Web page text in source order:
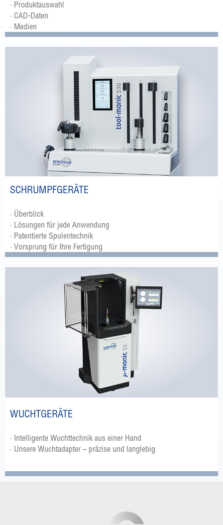
· Produktauswahl
· CAD-Daten
· Medien
SCHRUMPFGERÄTE
· Überblick
· Lösungen für jede Anwendung
· Patentierte Spulentechnik
· Vorsprung für Ihre Fertigung
WUCHTGERÄTE
· Intelligente Wuchttechnik aus einer Hand
· Unsere Wuchtadapter – präzise und langlebig